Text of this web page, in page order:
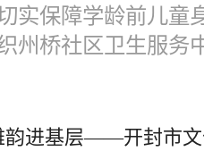
实保障学龄前儿童
州桥社区卫生服务
韵进基层——开封市